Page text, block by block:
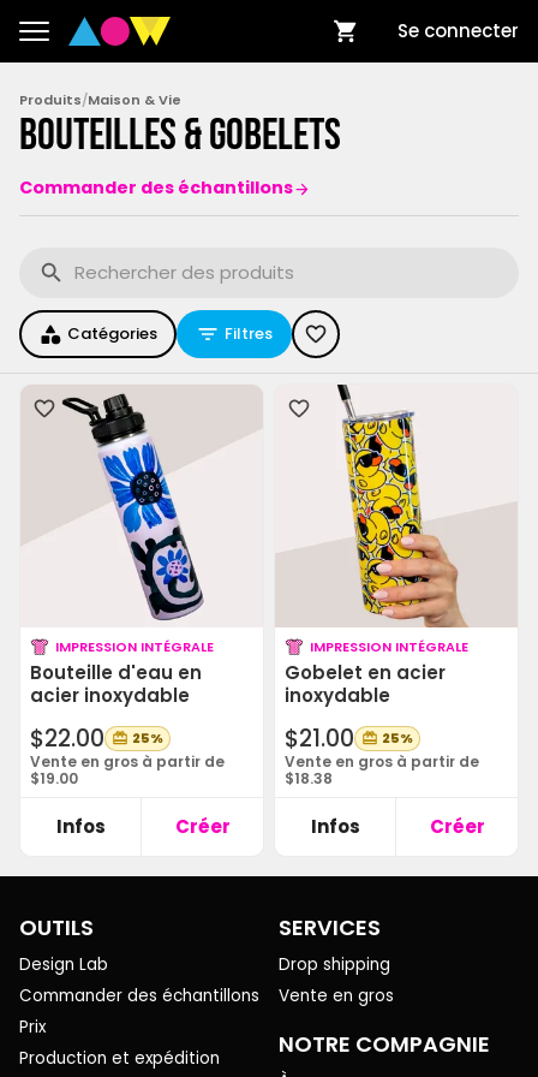
Se connecter
Produits/Maison & Vie
Bouteilles & Gobelets
Commander des échantillons
Catégories Filtres
IMPRESSION INTÉGRALE
Bouteille d'eau en
acier inoxydable
$22.00 25%
Vente en gros à partir de
$19.00
Infos Créer
IMPRESSION INTÉGRALE
Gobelet en acier
inoxydable
$21.00 25%
Vente en gros à partir de
$18.38
Infos Créer
OUTILS
Design Lab
Commander des échantillons
Prix
Production et expédition
SERVICES
Drop shipping
Vente en gros
NOTRE COMPAGNIE